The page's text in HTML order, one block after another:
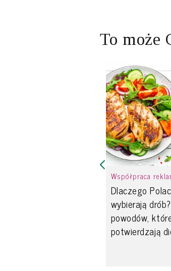
To może
Współpraca
Dlaczego
wybierają
powodów,
potwierdzają